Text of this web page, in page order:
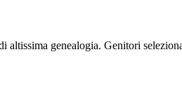
genealogia. Genitori